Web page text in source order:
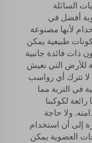
السائلة
أفضل في
لأنها مصنوعة
طبيعية يمكن
ذات فائدة جانبية
للأرض التي نعيش
لا تترك أي رواسب
في التربة مما
رائعة لكوكبنا
ولا حاجة
إلى أن استخدام
العضوية يمكن